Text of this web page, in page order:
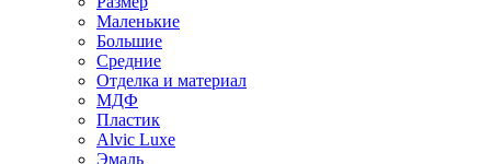
Маленькие
Большие
Средние
Отделка и материал
МДФ
Пластик
Alvic Luxe
Эмаль